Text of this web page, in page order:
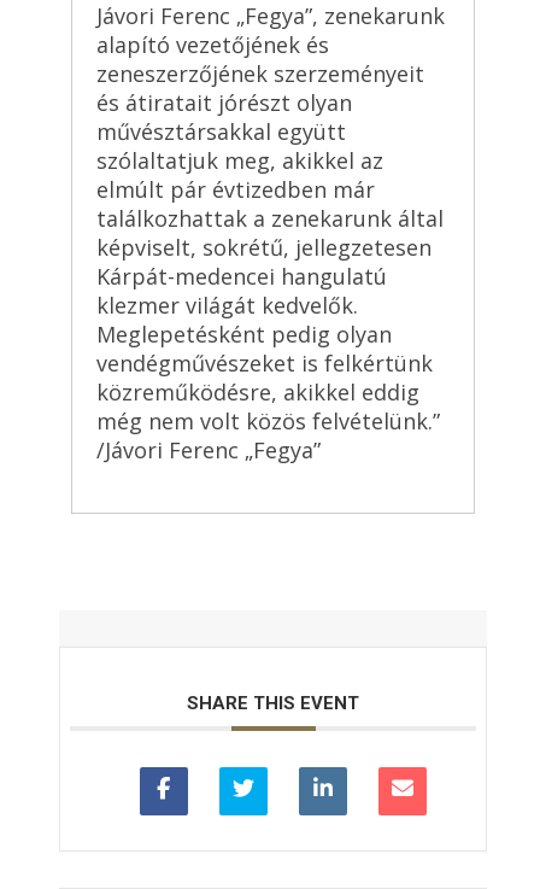
Jávori Ferenc „Fegya”, zenekarunk
alapító vezetőjének és
zeneszerzőjének szerzeményeit
és átiratait jórészt olyan
művésztársakkal együtt
szólaltatjuk meg, akikkel az
elmúlt pár évtizedben már
találkozhattak a zenekarunk által
képviselt, sokrétű, jellegzetesen
Kárpát-medencei hangulatú
klezmer világát kedvelők.
Meglepetésként pedig olyan
vendégművészeket is felkértünk
közreműködésre, akikkel eddig
még nem volt közös felvételünk.”
/Jávori Ferenc „Fegya”
SHARE THIS EVENT